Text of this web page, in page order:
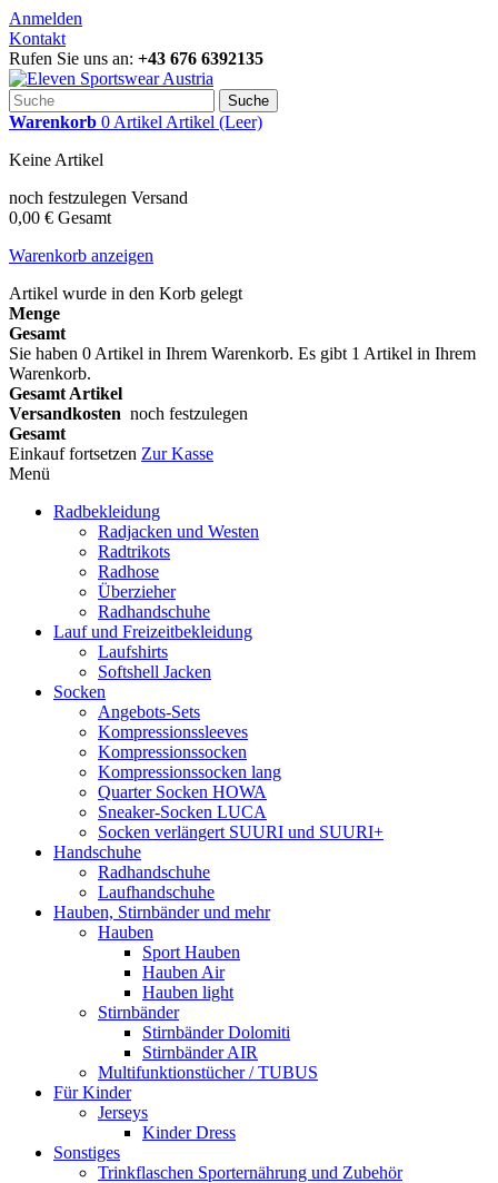
Anmelden
Kontakt
Rufen Sie uns an: +43 676 6392135
Suche
Warenkorb 0 Artikel Artikel (Leer)
Keine Artikel
noch festzulegen Versand
0,00 € Gesamt
Warenkorb anzeigen
Artikel wurde in den Korb gelegt
Menge
Gesamt
Sie haben 0 Artikel in Ihrem Warenkorb. Es gibt 1 Artikel in Ihrem
Warenkorb.
Gesamt Artikel
Versandkosten noch festzulegen
Gesamt
Einkauf fortsetzen Zur Kasse
Menü
Radbekleidung
Radjacken und Westen
Radtrikots
Radhose
Überzieher
Radhandschuhe
Lauf und Freizeitbekleidung
Laufshirts
Softshell Jacken
Socken
Angebots-Sets
Kompressionssleeves
Kompressionssocken
Kompressionssocken lang
Quarter Socken HOWA
Sneaker-Socken LUCA
Socken verlängert SUURI und SUURI+
Handschuhe
Radhandschuhe
Laufhandschuhe
Hauben, Stirnbänder und mehr
Hauben
Sport Hauben
Hauben Air
Hauben light
Stirnbänder
Stirnbänder Dolomiti
Stirnbänder AIR
Multifunktionstücher / TUBUS
Für Kinder
Jerseys
Kinder Dress
Sonstiges
Trinkflaschen Sporternährung und Zubehör